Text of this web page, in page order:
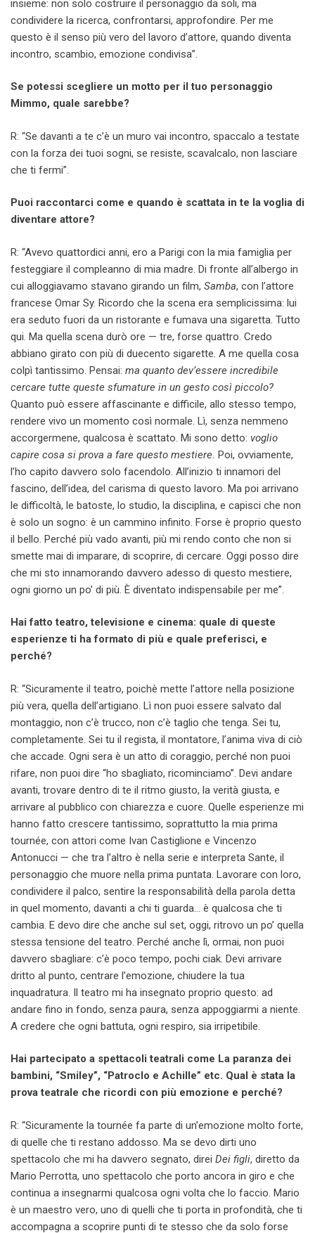
insieme: non solo costruire il personaggio da soli, ma
condividere la ricerca, confrontarsi, approfondire. Per me
questo è il senso più vero del lavoro d’attore, quando diventa
incontro, scambio, emozione condivisa”.
Se potessi scegliere un motto per il tuo personaggio
Mimmo, quale sarebbe?
R: “Se davanti a te c’è un muro vai incontro, spaccalo a testate
con la forza dei tuoi sogni, se resiste, scavalcalo, non lasciare
che ti fermi”.
Puoi raccontarci come e quando è scattata in te la voglia di
diventare attore?
R: “Avevo quattordici anni, ero a Parigi con la mia famiglia per
festeggiare il compleanno di mia madre. Di fronte all’albergo in
cui alloggiavamo stavano girando un film, Samba, con l’attore
francese Omar Sy. Ricordo che la scena era semplicissima: lui
era seduto fuori da un ristorante e fumava una sigaretta. Tutto
qui. Ma quella scena durò ore — tre, forse quattro. Credo
abbiano girato con più di duecento sigarette. A me quella cosa
colpì tantissimo. Pensai: ma quanto dev’essere incredibile
cercare tutte queste sfumature in un gesto così piccolo?
Quanto può essere affascinante e difficile, allo stesso tempo,
rendere vivo un momento così normale. Lì, senza nemmeno
accorgermene, qualcosa è scattato. Mi sono detto: voglio
capire cosa si prova a fare questo mestiere. Poi, ovviamente,
l’ho capito davvero solo facendolo. All’inizio ti innamori del
fascino, dell’idea, del carisma di questo lavoro. Ma poi arrivano
le difficoltà, le batoste, lo studio, la disciplina, e capisci che non
è solo un sogno: è un cammino infinito. Forse è proprio questo
il bello. Perché più vado avanti, più mi rendo conto che non si
smette mai di imparare, di scoprire, di cercare. Oggi posso dire
che mi sto innamorando davvero adesso di questo mestiere,
ogni giorno un po’ di più. È diventato indispensabile per me”.
Hai fatto teatro, televisione e cinema: quale di queste
esperienze ti ha formato di più e quale preferisci, e
perché?
R: “Sicuramente il teatro, poichè mette l’attore nella posizione
più vera, quella dell’artigiano. Lì non puoi essere salvato dal
montaggio, non c’è trucco, non c’è taglio che tenga. Sei tu,
completamente. Sei tu il regista, il montatore, l’anima viva di ciò
che accade. Ogni sera è un atto di coraggio, perché non puoi
rifare, non puoi dire “ho sbagliato, ricominciamo”. Devi andare
avanti, trovare dentro di te il ritmo giusto, la verità giusta, e
arrivare al pubblico con chiarezza e cuore. Quelle esperienze mi
hanno fatto crescere tantissimo, soprattutto la mia prima
tournée, con attori come Ivan Castiglione e Vincenzo
Antonucci — che tra l’altro è nella serie e interpreta Sante, il
personaggio che muore nella prima puntata. Lavorare con loro,
condividere il palco, sentire la responsabilità della parola detta
in quel momento, davanti a chi ti guarda… è qualcosa che ti
cambia. E devo dire che anche sul set, oggi, ritrovo un po’ quella
stessa tensione del teatro. Perché anche lì, ormai, non puoi
davvero sbagliare: c’è poco tempo, pochi ciak. Devi arrivare
dritto al punto, centrare l’emozione, chiudere la tua
inquadratura. Il teatro mi ha insegnato proprio questo: ad
andare fino in fondo, senza paura, senza appoggiarmi a niente.
A credere che ogni battuta, ogni respiro, sia irripetibile.
Hai partecipato a spettacoli teatrali come La paranza dei
bambini, “Smiley”, “Patroclo e Achille” etc. Qual è stata la
prova teatrale che ricordi con più emozione e perché?
R: “Sicuramente la tournée fa parte di un’emozione molto forte,
di quelle che ti restano addosso. Ma se devo dirti uno
spettacolo che mi ha davvero segnato, direi Dei figli, diretto da
Mario Perrotta, uno spettacolo che porto ancora in giro e che
continua a insegnarmi qualcosa ogni volta che lo faccio. Mario
è un maestro vero, uno di quelli che ti porta in profondità, che ti
accompagna a scoprire punti di te stesso che da solo forse